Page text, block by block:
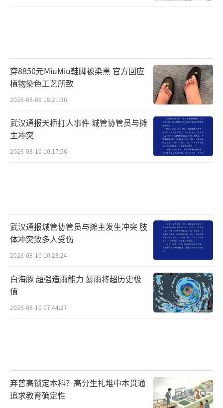
穿8850元MiuMiu鞋脚被染黑 官方回应
植物染色工艺所致
2026-08-09 18:21:36
武汉通报天桥打人事件 城管协管员与摊
主冲突
2026-08-10 10:17:56
武汉通报城管协管员与摊主发生冲突 肢
体冲突致多人受伤
2026-08-10 10:23:24
白海豚 超强造雨能力 暴雨将超历史极
值
2026-08-10 07:44:27
弃普高锁定本科？高分生扎堆中本贯通
追求教育确定性